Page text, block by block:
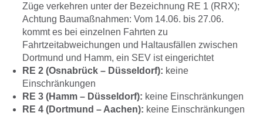
Züge verkehren unter der Bezeichnung RE 1 (RRX);
Achtung Baumaßnahmen: Vom 14.06. bis 27.06.
kommt es bei einzelnen Fahrten zu
Fahrtzeitabweichungen und Haltausfällen zwischen
Dortmund und Hamm, ein SEV ist eingerichtet
RE 2 (Osnabrück – Düsseldorf): keine
Einschränkungen
RE 3 (Hamm – Düsseldorf): keine Einschränkungen
RE 4 (Dortmund – Aachen): keine Einschränkungen